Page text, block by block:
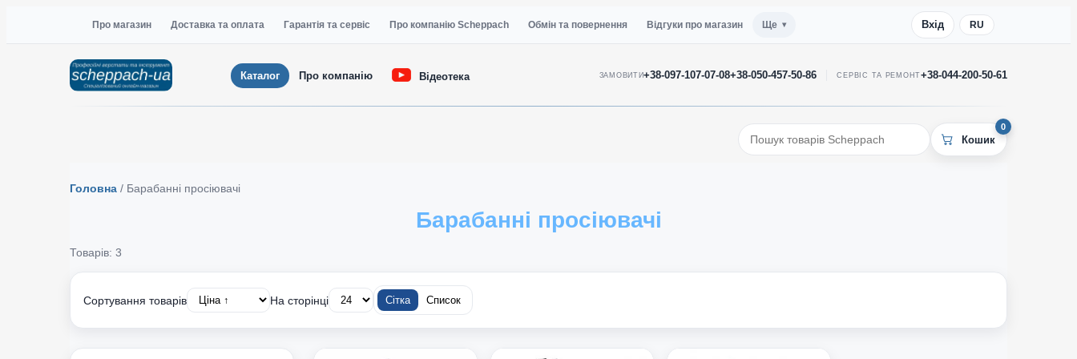
Про магазин Доставка та оплата Гарантія та сервіс Про компанію Scheppach Обмін та повернення Відгуки про магазин Ще Вхід RU
Каталог Про компанію Відеотека ЗАМОВИТИ+38-097-107-07-08+38-050-457-50-86 СЕРВІС ТА РЕМОНТ+38-044-200-50-61
0
Головна / Барабанні просіювачі
Барабанні просіювачі
Товарів: 3
Сортування товарів На сторінці Сітка Список